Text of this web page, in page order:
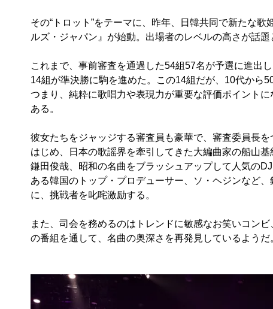
その“トロット”をテーマに、昨年、日韓共同で新たな
ルズ・ジャパン』が始動。出場者のレベルの高さが話題
これまで、事前審査を通過した54組57名が予選に進出
14組が準決勝に駒を進めた。この14組だが、10代から
つまり、純粋に歌唱力や表現力が重要な評価ポイント
ある。
彼女たちをジャッジする審査員も豪華で、審査委員長
はじめ、日本の歌謡界を牽引してきた大編曲家の船山
鎌田俊哉、昭和の名曲をブラッシュアップして人気の
ある韓国のトップ・プロデューサー、ソ・ヘジンなど
に、挑戦者を叱咤激励する。
また、司会を務めるのはトレンドに敏感なお笑いコン
の番組を通して、名曲の奥深さを再発見しているようだ